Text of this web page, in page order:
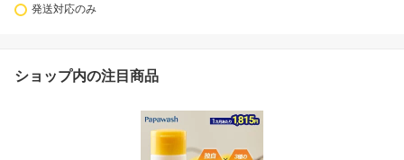
発送対応のみ
ショップ内の注目商品